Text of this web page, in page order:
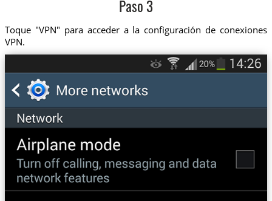
Paso 3
Toque "VPN" para acceder a la configuración de conexiones
VPN.